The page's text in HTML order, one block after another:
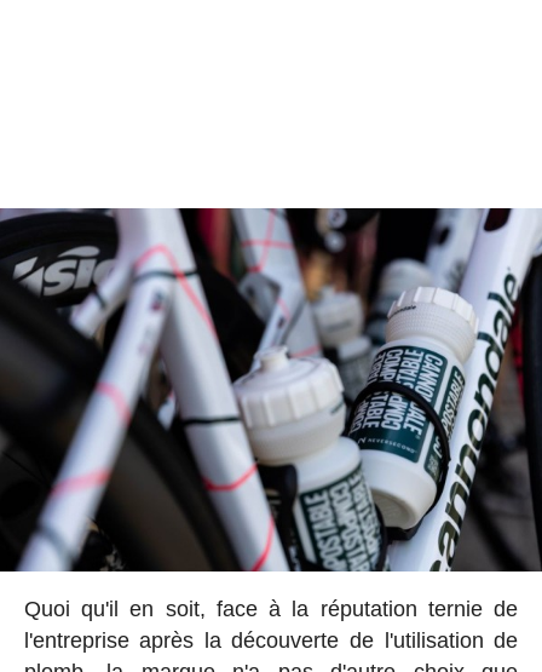
Quoi qu'il en soit, face à la réputation ternie de
l'entreprise après la découverte de l'utilisation de